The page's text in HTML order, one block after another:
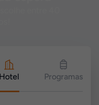
Hotel Programas